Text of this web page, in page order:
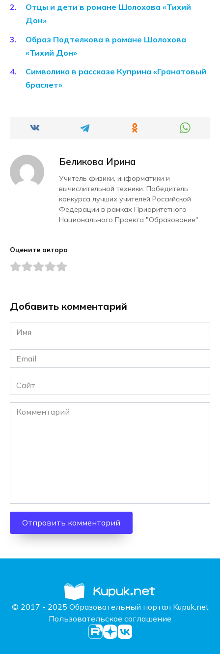
Отцы и дети в романе Шолохова «Тихий
Дон»
Образ Подтелкова в романе Шолохова
«Тихий Дон»
Символика в рассказе Куприна «Гранатовый
браслет»
Беликова Ирина
Учитель физики, информатики и
вычислительной техники. Победитель
конкурса лучших учителей Российской
Федерации в рамках Приоритетного
Национального Проекта "Образование".
Оцените автора
Добавить комментарий
Имя
*
Email
*
Сайт
Комментарий
© 2017 - 2025 Образовательный портал Kupuk.net
Пользовательское соглашение